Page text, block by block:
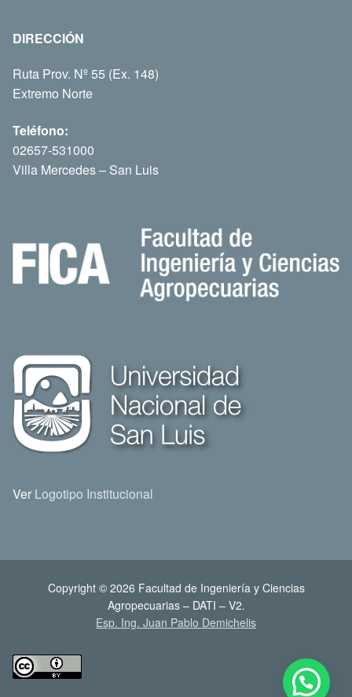
DIRECCIÓN
Ruta Prov. Nº 55 (Ex. 148)
Extremo Norte
Teléfono:
02657-531000
Villa Mercedes – San Luis
Ver Logotipo Institucional
Copyright © 2026 Facultad de Ingeniería y Ciencias
Agropecuarias – DATI – V2.
Esp. Ing. Juan Pablo Demichelis